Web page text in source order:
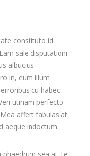
constituto id
sale disputationi
albucius
in, eum illum
cu habeo
utinam perfecto
affert fabulas at.
aeque indoctum.
phaedrum sea at, te